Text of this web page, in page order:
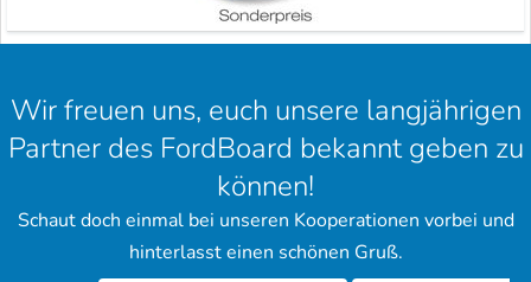
Wir freuen uns, euch unsere langjährigen
Partner des FordBoard bekannt geben zu
können!
Schaut doch einmal bei unseren Kooperationen vorbei und
hinterlasst einen schönen Gruß.